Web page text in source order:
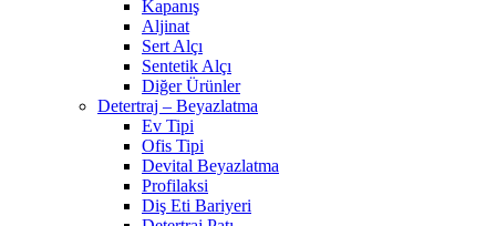
Kapanış
Aljinat
Sert Alçı
Sentetik Alçı
Diğer Ürünler
Detertraj – Beyazlatma
Ev Tipi
Ofis Tipi
Devital Beyazlatma
Profilaksi
Diş Eti Bariyeri